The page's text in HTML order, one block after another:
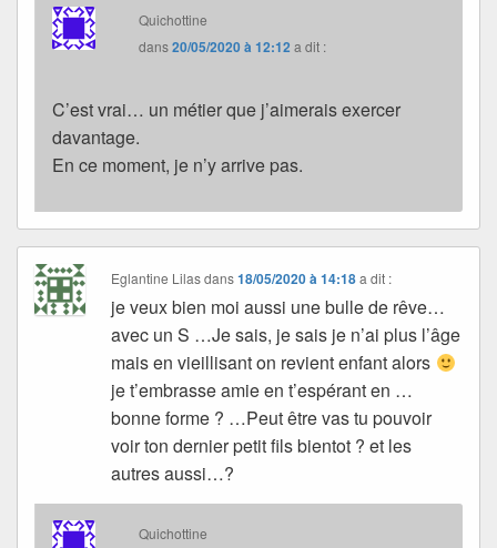
Quichottine
dans20/05/2020 à 12:12 a dit :
C’est vrai… un métier que j’aimerais exercer
davantage.
En ce moment, je n’y arrive pas.
Eglantine Lilasdans18/05/2020 à 14:18 a dit :
je veux bien moi aussi une bulle de rêve…
avec un S …Je sais, je sais je n’ai plus l’âge
mais en vieillisant on revient enfant alors
je t’embrasse amie en t’espérant en …
bonne forme ? …Peut être vas tu pouvoir
voir ton dernier petit fils bientot ? et les
autres aussi…?
Quichottine